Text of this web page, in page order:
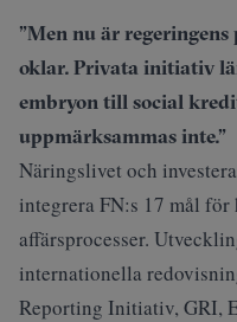
”Men nu är
oklar. Privata initiativ
embryon till social
uppmärksammas inte.”
Näringslivet och
integrera FN:s 17 mål
affärsprocesser.
internationella
Reporting Initiativ, GRI,